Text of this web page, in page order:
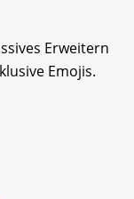
Erweitern
Emojis.